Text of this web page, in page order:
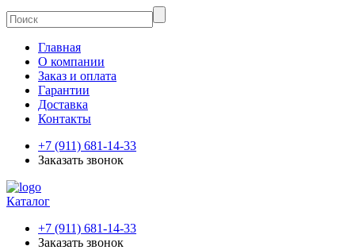
Главная
О компании
Заказ и оплата
Гарантии
Доставка
Контакты
+7 (911) 681-14-33
Заказать звонок
Каталог
+7 (911) 681-14-33
Заказать звонок